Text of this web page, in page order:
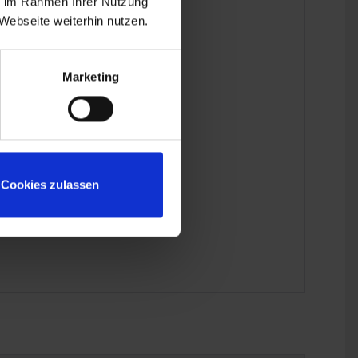
weiterhin nutzen.
Marketing
Cookies zulassen